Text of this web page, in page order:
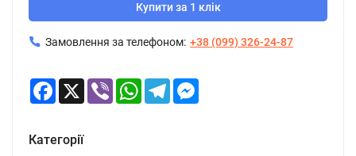
Купити за 1 клік
Замовлення за телефоном: +38 (099) 326-24-87
Facebook
X Viber WhatsApp
Telegram
Категорії